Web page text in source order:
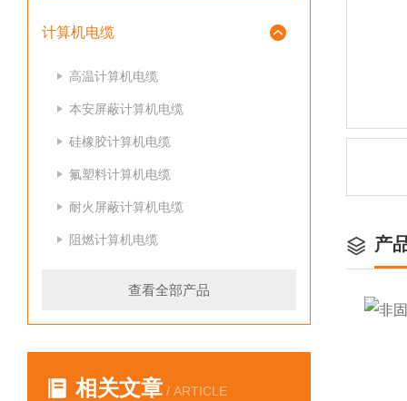
计算机电缆
高温计算机电缆
本安屏蔽计算机电缆
硅橡胶计算机电缆
氟塑料计算机电缆
耐火屏蔽计算机电缆
阻燃计算机电缆
查看全部产品
相关文章 / ARTICLE
产